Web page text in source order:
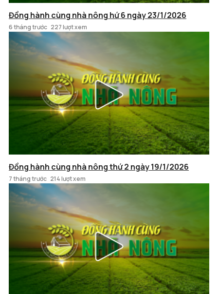
Đồng hành cùng nhà nông hứ 6 ngày 23/1/2026
6 tháng trước 227 lượt xem
Đồng hành cùng nhà nông thứ 2 ngày 19/1/2026
7 tháng trước 214 lượt xem